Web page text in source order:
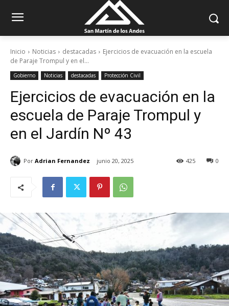
Inicio Noticias destacadas
Ejercicios de evacuación en la escuela
de Paraje Trompul y en el...
Gobierno Noticias destacadas Protección Civil
Ejercicios de evacuación en la
escuela de Paraje Trompul y
en el Jardín Nº 43
Por Adrian Fernandez junio 20, 2025 0
425